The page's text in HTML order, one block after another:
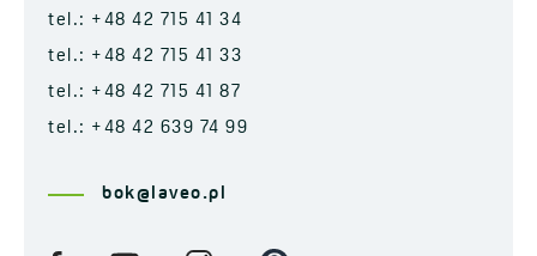
tel.: +48 42 715 41 34
tel.: +48 42 715 41 33
tel.: +48 42 715 41 87
tel.: +48 42 639 74 99
bok@laveo.pl